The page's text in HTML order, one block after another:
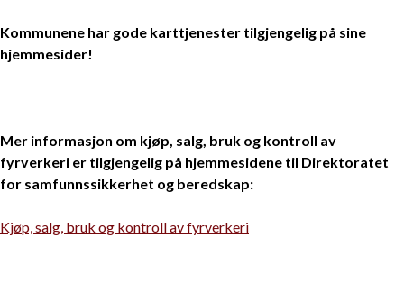
Kommunene har gode karttjenester tilgjengelig på sine
hjemmesider!
Mer informasjon om kjøp, salg, bruk og kontroll av
fyrverkeri er tilgjengelig på hjemmesidene til Direktoratet
for samfunnssikkerhet og beredskap:
Kjøp, salg, bruk og kontroll av fyrverkeri